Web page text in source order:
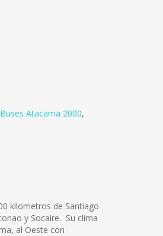
Buses Atacama 2000,
kilometros de Santiago
y Socaire. Su clima
al Oeste con